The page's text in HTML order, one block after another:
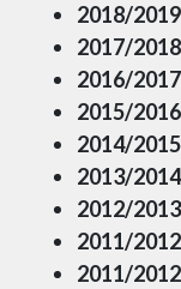
2018/2019
2017/2018
2016/2017
2015/2016
2014/2015
2013/2014
2012/2013
2011/2012
2011/2012